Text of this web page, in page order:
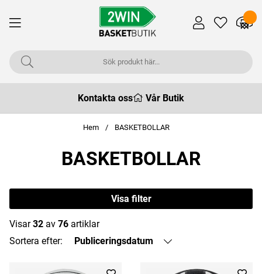
Kontakta oss Vår Butik
Hem BASKETBOLLAR
BASKETBOLLAR
Visa filter
Visar32 av 76 artiklar
Sortera efter:
Publiceringsdatum